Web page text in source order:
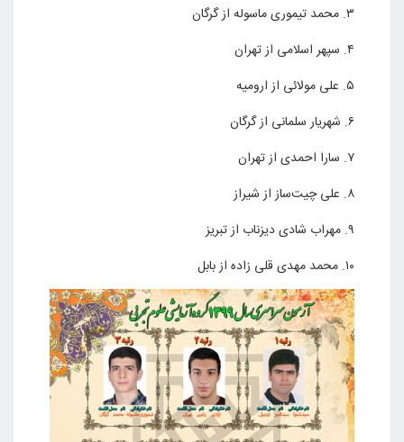
۳. محمد تیموری ماسوله از گرگان
۴. سپهر اسلامی از تهران
۵. علی مولائی از ارومیه
۶. شهریار سلمانی از گرگان
۷. سارا احمدی از تهران
۸. علی چیت‌ساز از شیراز
۹. مهراب شادی دیزناب از تبریز
۱۰. محمد مهدی قلی زاده از بابل